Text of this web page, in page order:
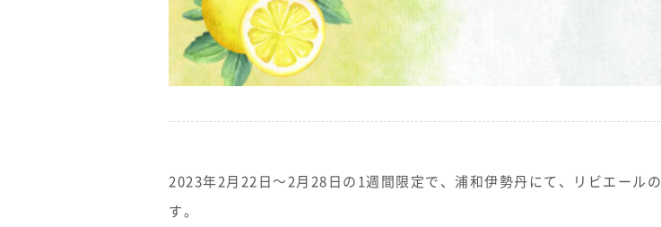
2023年2月22日〜2月28日の1週間限定で、浦和伊勢丹にて、リビエール
す。